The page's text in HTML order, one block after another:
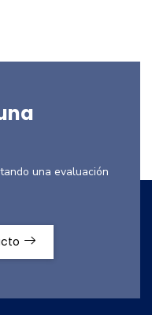
una evaluación